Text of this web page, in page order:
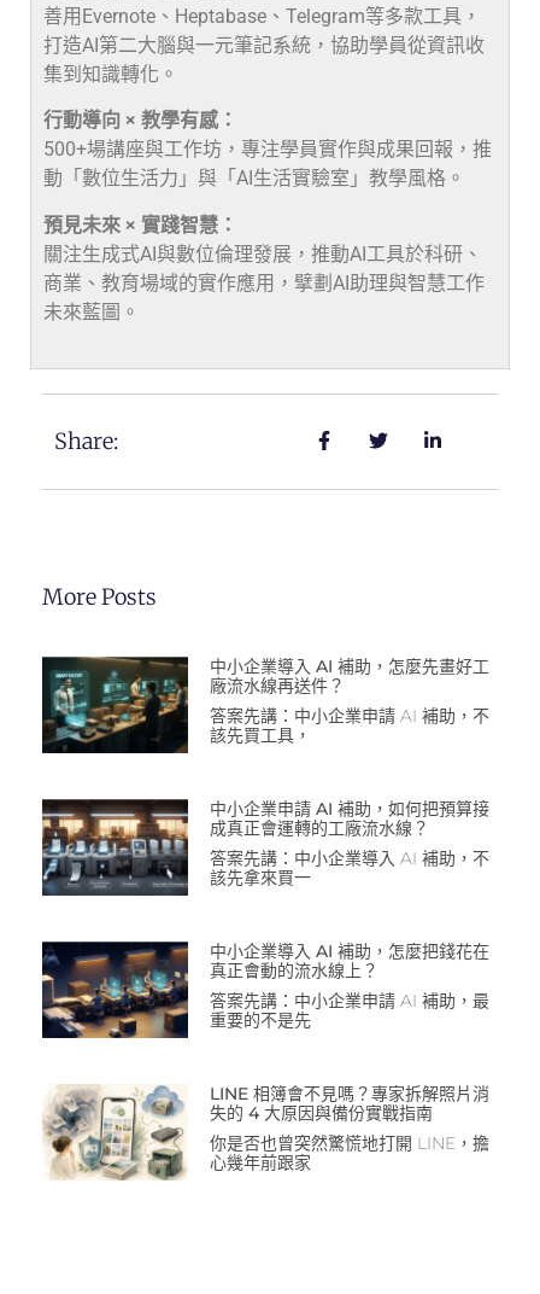
善用Evernote、Heptabase、Telegram等多款工具，
打造AI第二大腦與一元筆記系統，協助學員從資訊收
集到知識轉化。
行動導向 × 教學有感：
500+場講座與工作坊，專注學員實作與成果回報，推
動「數位生活力」與「AI生活實驗室」教學風格。
預見未來 × 實踐智慧：
關注生成式AI與數位倫理發展，推動AI工具於科研、
商業、教育場域的實作應用，擘劃AI助理與智慧工作
未來藍圖。
Share:
More Posts
中小企業導入 AI 補助，怎麼先畫好工
廠流水線再送件？
答案先講：中小企業申請 AI 補助，不
該先買工具，
中小企業申請 AI 補助，如何把預算接
成真正會運轉的工廠流水線？
答案先講：中小企業導入 AI 補助，不
該先拿來買一
中小企業導入 AI 補助，怎麼把錢花在
真正會動的流水線上？
答案先講：中小企業申請 AI 補助，最
重要的不是先
LINE 相簿會不見嗎？專家拆解照片消
失的 4 大原因與備份實戰指南
你是否也曾突然驚慌地打開 LINE，擔
心幾年前跟家